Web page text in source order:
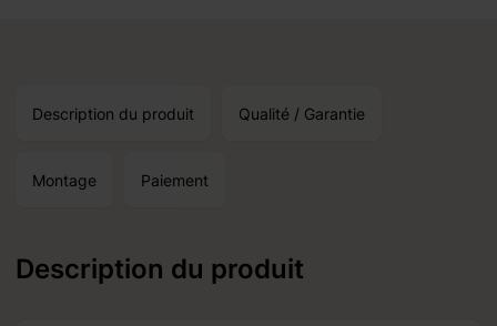
Description du produit Qualité / Garantie
Montage Paiement
Description du produit